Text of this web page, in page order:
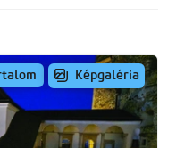
Képgaléria